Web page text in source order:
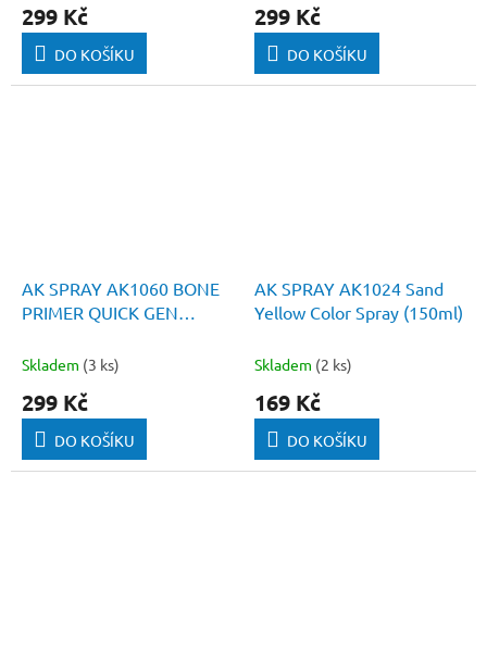
299 Kč
DO KOŠÍKU
299 Kč
DO KOŠÍKU
AK SPRAY AK1060 BONE
PRIMER QUICK GEN
Skladem (3 ks)
299 Kč
DO KOŠÍKU
AK SPRAY AK1024 Sand
Yellow Color Spray (150ml)
Skladem (2 ks)
169 Kč
DO KOŠÍKU